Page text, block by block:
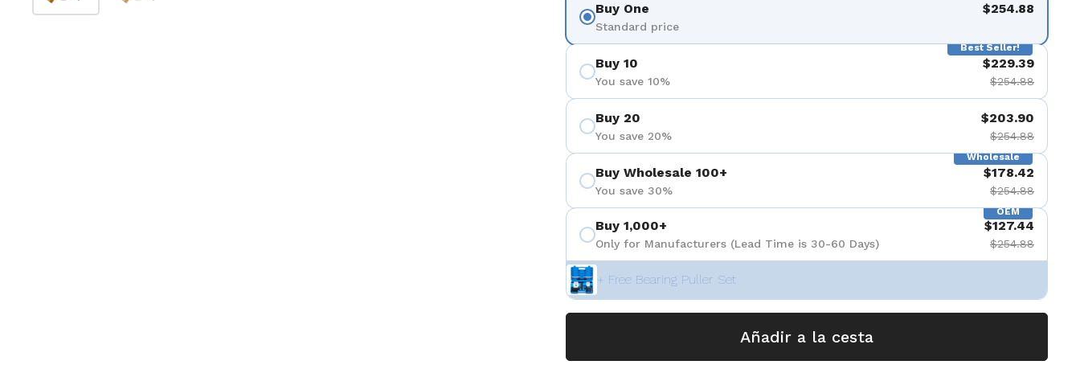
Buy One
Standard price
$254.88
Best Seller!
Buy 10
You save 10%
$229.39
$254.88
Buy 20
You save 20%
$203.90
$254.88
Wholesale
Buy Wholesale 100+
You save 30%
$178.42
$254.88
OEM
Buy 1,000+
Only for Manufacturers (Lead Time is 30-60 Days)
$127.44
$254.88
+ Free Bearing Puller Set
Añadir a la cesta